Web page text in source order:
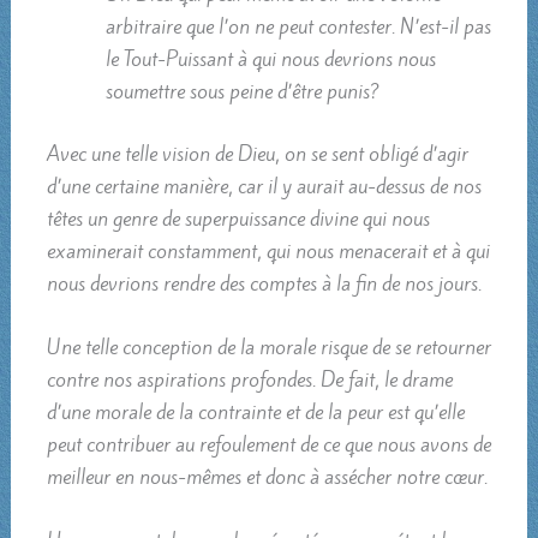
arbitraire que l’on ne peut contester. N’est-il pas
le Tout-Puissant à qui nous devrions nous
soumettre sous peine d’être punis?
Avec une telle vision de Dieu, on se sent obligé d’agir
d’une certaine manière, car il y aurait au-dessus de nos
têtes un genre de superpuissance divine qui nous
examinerait constamment, qui nous menacerait et à qui
nous devrions rendre des comptes à la fin de nos jours.
Une telle conception de la morale risque de se retourner
contre nos aspirations profondes. De fait, le drame
d’une morale de la contrainte et de la peur est qu’elle
peut contribuer au refoulement de ce que nous avons de
meilleur en nous-mêmes et donc à assécher notre cœur.